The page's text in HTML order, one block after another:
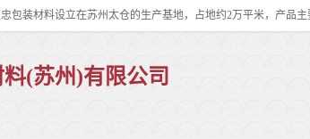
(苏州)有限公司